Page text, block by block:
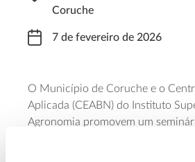
Coruche
7 de fevereiro de 2026
O Município de Coruche e o
Aplicada (CEABN) do Instituto
Agronomia promovem um
conhecer novos dados sobre os
fogo e a gestão florestal, a curto